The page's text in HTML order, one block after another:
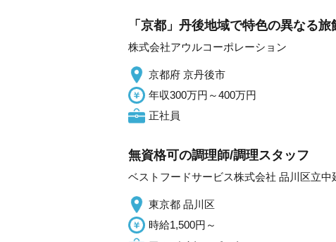
「京都」丹後地域で特色の異なる
株式会社アウルコーポレーション
京都府 京丹後市
年収300万円～400万円
正社員
無資格可の調理師/調理スタッフ
ベストフードサービス株式会社 品川区立
東京都 品川区
時給1,500円～